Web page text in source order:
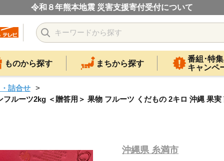
令和８年熊本地震 災害支援寄付受付について
ものから探す まちから探す
番組･特集
キャンペ
詰合せ
ルーツ2kg ＜贈答用＞ 果物 フルーツ くだもの 2キロ 沖縄 果
沖縄県 糸満市